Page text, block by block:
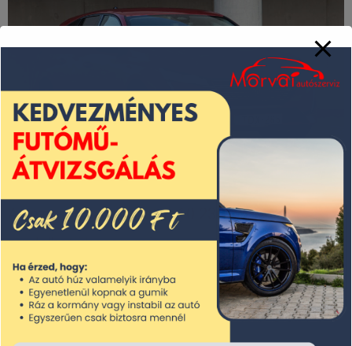
A kézi váltós változatot 10 230 000 Ft-tól
rendelhetjük meg, míg a legegyszerűbb,
automata váltós konstrukció ára 10 930 000 Ft-
ba kerül.